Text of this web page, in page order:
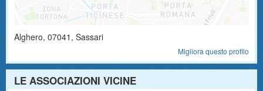
Alghero, 07041 , Sassari
Migliora questo profilo
LE ASSOCIAZIONI VICINE